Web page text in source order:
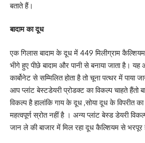
बताते हैं।
बादाम का दूध
एक गिलास बादाम के दूध में 449 मिलीग्राम कैल्शियम
भीगे हुए पीछे बादाम और पानी से बनाया जाता है।
कार्बोनेट से सम्मिलित होता है तो चूना पत्थर में
आप प्लांट बेस्टडेयरी प्रोडक्ट का विकल्प चाहते हैंतो
विकल्प है हालांकि गाय के दूध ,सोया दूध के विपरीत
महत्वपूर्ण स्रोत नहीं है । अन्य प्लांट बेस्ड डेयरी
जान ले की बाजार में मिल रहा दूध कैल्शियम से भरपूर